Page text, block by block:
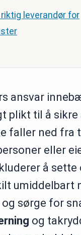
riktig leverandør for
ansvar
plikt til å sikre
faller ned fra
eller
å sette
umiddelbart
og sørge for
og